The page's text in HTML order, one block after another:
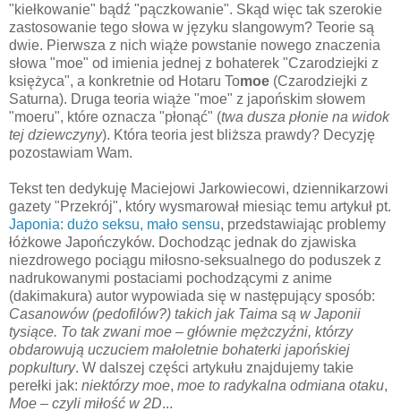
"kiełkowanie" bądź "pączkowanie". Skąd więc tak szerokie
zastosowanie tego słowa w języku slangowym? Teorie są
dwie. Pierwsza z nich wiąże powstanie nowego znaczenia
słowa "moe" od imienia jednej z bohaterek "Czarodziejki z
księżyca", a konkretnie od Hotaru Tomoe (Czarodziejki z
Saturna). Druga teoria wiąże "moe" z japońskim słowem
"moeru", które oznacza "płonąć" (twa dusza płonie na widok
tej dziewczyny). Która teoria jest bliższa prawdy? Decyzję
pozostawiam Wam.
Tekst ten dedykuję Maciejowi Jarkowiecowi, dziennikarzowi
gazety "Przekrój", który wysmarował miesiąc temu artykuł pt.
Japonia: dużo seksu, mało sensu, przedstawiając problemy
łóżkowe Japończyków. Dochodząc jednak do zjawiska
niezdrowego pociągu miłosno-seksualnego do poduszek z
nadrukowanymi postaciami pochodzącymi z anime
(dakimakura) autor wypowiada się w następujący sposób:
Casanowów (pedofilów?) takich jak Taima są w Japonii
tysiące. To tak zwani moe – głównie mężczyźni, którzy
obdarowują uczuciem małoletnie bohaterki japońskiej
popkultury. W dalszej części artykułu znajdujemy takie
perełki jak: niektórzy moe, moe to radykalna odmiana otaku,
Moe – czyli miłość w 2D...